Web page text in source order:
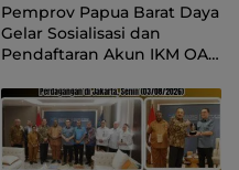
Pemprov Papua Barat Daya
Gelar Sosialisasi dan
Pendaftaran Akun IKM OAP